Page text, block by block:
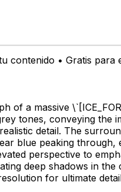
contenido • Gratis para
of a massive \`
tones, conveying
detail. The
blue peaking
perspective to
deep shadows in
for ultimate